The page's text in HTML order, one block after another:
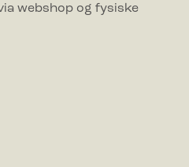
webshop og fysiske